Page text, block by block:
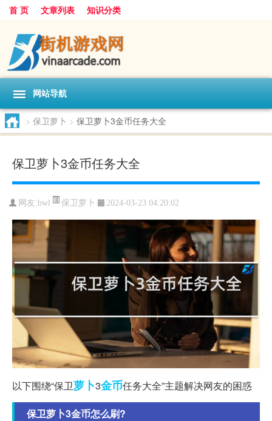
首 页 文章列表 知识分类
网站导航
> 保卫萝卜 > 保卫萝卜3金币任务大全
保卫萝卜3金币任务大全
网友:bwl 保卫萝卜 2024-03-23 04:20:02
以下围绕“保卫萝卜3金币任务大全”主题解决网友的困惑
保卫萝卜3金币怎么刷?